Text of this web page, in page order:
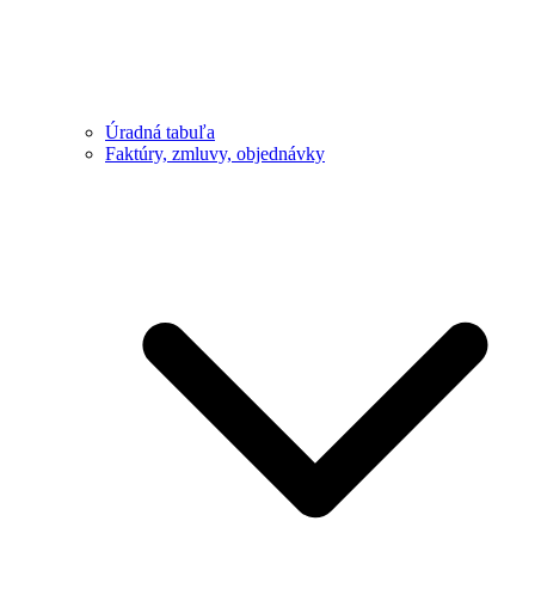
Úradná tabuľa
Faktúry, zmluvy, objednávky